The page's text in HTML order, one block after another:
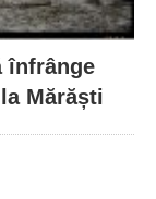
înfrânge
Mărăști